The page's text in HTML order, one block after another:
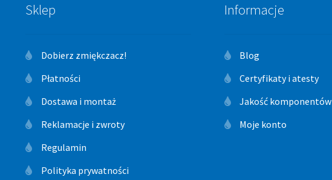
Sklep
Dobierz zmiękczacz!
Płatności
Dostawa i montaż
Reklamacje i zwroty
Regulamin
Polityka prywatności
Informacje
Blog
Certyfikaty i atesty
Jakość komponentów
Moje konto